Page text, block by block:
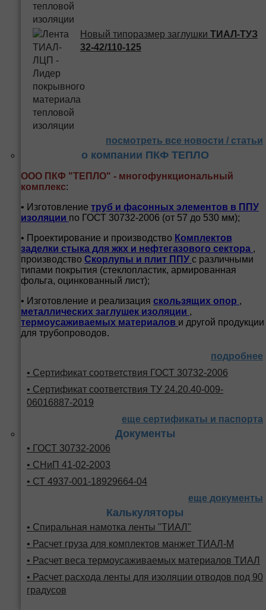
Новый типоразмер заглушки ТИАЛ-ТУЗ
32-42/110-125
посмотреть все новости / статьи
о компании ПКФ ТЕПЛО
ООО ПКФ "ТЕПЛО" - многофункциональный
комплекс:
• Изготовление труб и фасонных элементов в ППУ
изоляции по ГОСТ 30732-2006 (от 57 до 530 мм);
• Проектирование и производство Комплектов
заделки стыка для жкх и нефтегазового сектора ,
производство Скорлупы и плит ППУ с различными
типами покрытия (стеклопластик, армированная
фольга, оцинкованный лист);
• Изготовление и реализация скользящих опор ,
металлических заглушек изоляции ,
термоусаживаемых материалов и другой продукции
для трубопроводов.
подробнее
• Сертификат соответствия ГОСТ 30732-2006
• Сертификат соответствия ТУ 24.20.40-009-
06016887-2019
еще сертификаты и паспорта
Документы
• ГОСТ 30732-2006
• СНиП 41-02-2003
• СТ 4937-001-18929664-04
еще документы
Калькуляторы
• Спиральная намотка ленты "ТИАЛ"
• Расчет груза для комплектов манжет ТИАЛ-М
• Расчет веса термоусаживаемых материалов ТИАЛ
• Расчет расхода ленты для изоляции отводов под 90
градусов